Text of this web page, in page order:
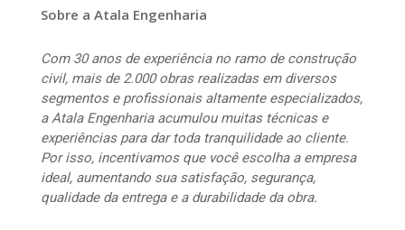
Sobre a Atala Engenharia
Com 30 anos de experiência no ramo de construção
civil, mais de 2.000 obras realizadas em diversos
segmentos e profissionais altamente especializados,
a Atala Engenharia acumulou muitas técnicas e
experiências para dar toda tranquilidade ao cliente.
Por isso, incentivamos que você escolha a empresa
ideal, aumentando sua satisfação, segurança,
qualidade da entrega e a durabilidade da obra.